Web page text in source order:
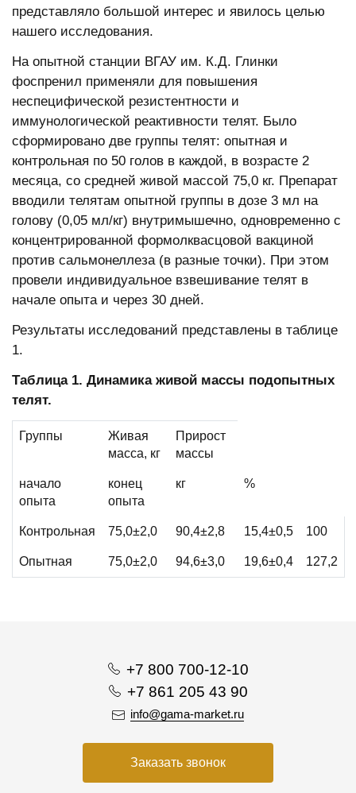
представляло большой интерес и явилось целью
нашего исследования.
На опытной станции ВГАУ им. К.Д. Глинки
фоспренил применяли для повышения
неспецифической резистентности и
иммунологической реактивности телят. Было
сформировано две группы телят: опытная и
контрольная по 50 голов в каждой, в возрасте 2
месяца, со средней живой массой 75,0 кг. Препарат
вводили телятам опытной группы в дозе 3 мл на
голову (0,05 мл/кг) внутримышечно, одновременно с
концентрированной формолквасцовой вакциной
против сальмонеллеза (в разные точки). При этом
провели индивидуальное взвешивание телят в
начале опыта и через 30 дней.
Результаты исследований представлены в таблице
1.
Таблица 1. Динамика живой массы подопытных
телят.
Группы
Живая
масса, кг
Прирост
массы
начало
опыта
конец
опыта
кг %
Контрольная 75,0±2,0 90,4±2,8 15,4±0,5 100
Опытная 75,0±2,0 94,6±3,0 19,6±0,4 127,2
+7 800 700-12-10
+7 861 205 43 90
info@gama-market.ru
Заказать звонок